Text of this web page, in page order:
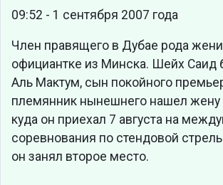
09:52 - 1 сентября 2007 года
Член правящего в Дубае рода
официантке из Минска. Шейх Саид
Аль Мактум, сын покойного
племянник нынешнего нашел жену
куда он приехал 7 августа на
соревнования по стендовой
он занял второе место.